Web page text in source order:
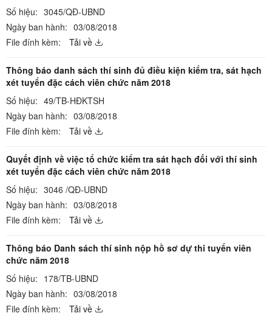
Số hiệu: 3045/QĐ-UBND
Ngày ban hành: 03/08/2018
File đính kèm:
Tải về
Thông báo danh sách thí sinh đủ điều kiện kiểm tra, sát hạch
xét tuyển đặc cách viên chức năm 2018
Số hiệu: 49/TB-HĐKTSH
Ngày ban hành: 03/08/2018
File đính kèm:
Tải về
Quyết định về việc tổ chức kiểm tra sát hạch đối với thí sinh
xét tuyển đặc cách viên chức năm 2018
Số hiệu: 3046 /QĐ-UBND
Ngày ban hành: 03/08/2018
File đính kèm:
Tải về
Thông báo Danh sách thí sinh nộp hồ sơ dự thi tuyển viên
chức năm 2018
Số hiệu: 178/TB-UBND
Ngày ban hành: 03/08/2018
File đính kèm:
Tải về